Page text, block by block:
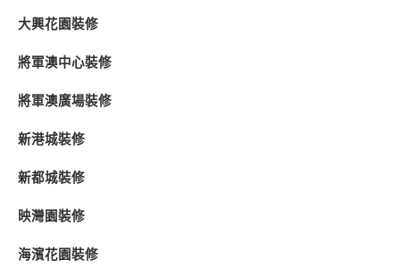
大興花園裝修
將軍澳中心裝修
將軍澳廣場裝修
新港城裝修
新都城裝修
映灣園裝修
海濱花園裝修